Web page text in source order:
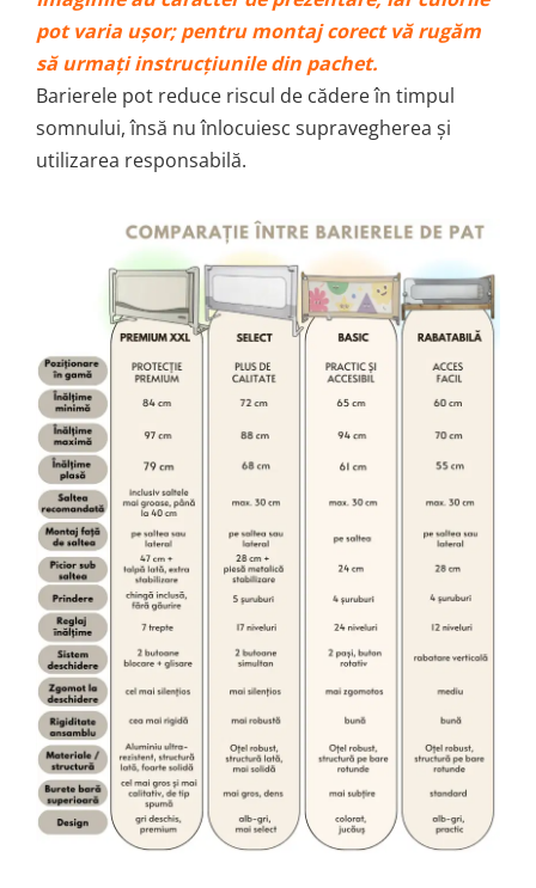
pot varia ușor; pentru montaj corect vă rugăm
să urmați instrucțiunile din pachet.
Barierele pot reduce riscul de cădere în timpul
somnului, însă nu înlocuiesc supravegherea și
utilizarea responsabilă.